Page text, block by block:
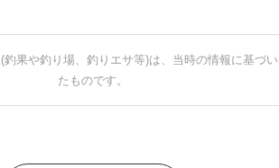
果や釣り場、釣りエサ等)は、当時の情報に基づい
たものです。